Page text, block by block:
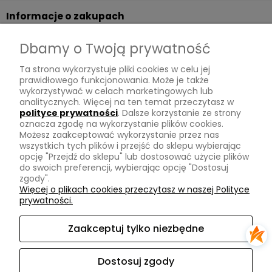
Informacje o zakupach
Płatności
Zwroty
Tu mnie znajdziesz
Kontakt
O mnie
Instagram
Na skróty
Promocje
Dbamy o Twoją prywatność
Ta strona wykorzystuje pliki cookies w celu jej
prawidłowego funkcjonowania. Może je także
wykorzystywać w celach marketingowych lub
analitycznych. Więcej na ten temat przeczytasz w
polityce prywatności. Dalsze korzystanie ze strony
oznacza zgodę na wykorzystanie plików cookies.
Możesz zaakceptować wykorzystanie przez nas
wszystkich tych plików i przejść do sklepu wybierając
opcję "Przejdź do sklepu" lub dostosować użycie plików
do swoich preferencji, wybierając opcję "Dostosuj
zgody".
Więcej o plikach cookies przeczytasz w naszej Polityce
prywatności.
Zaakceptuj tylko niezbędne
Dostosuj zgody